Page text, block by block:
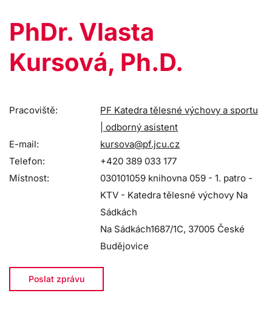
PhDr. Vlasta
Kursová, Ph.D.
Pracoviště:
PF Katedra tělesné výchovy a sportu
| odborný asistent
E-mail:
kursova@pf.jcu.cz
Telefon:
+420 389 033 177
Místnost:
030101059 knihovna 059 - 1. patro -
KTV - Katedra tělesné výchovy Na
Sádkách
Na Sádkách1687/1C, 37005 České
Budějovice
Poslat zprávu